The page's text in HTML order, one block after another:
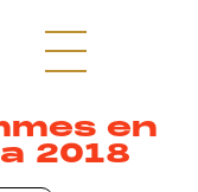
en
2018